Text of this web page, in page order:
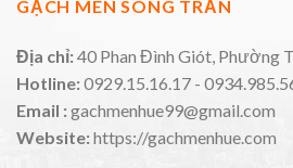
GẠCH MEN SONG TRẦN
Địa chỉ:40 Phan Đình Giót, Phường
Hotline:0929.15.16.17 -
Email :gachmenhue99@gmail.com
Website:https://gachmenhue.com